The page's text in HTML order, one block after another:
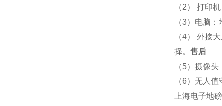
（2） 打印
（3）电脑
（4） 外接
择。 售后
（5）摄像
（6）无人
上海电子地